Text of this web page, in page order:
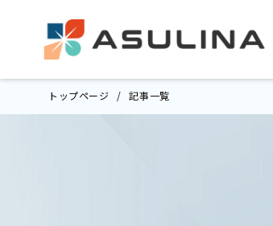
トップページ 記事一覧